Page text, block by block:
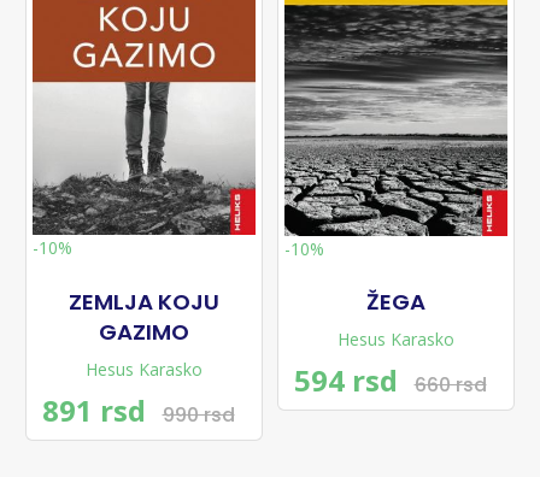
-10%
ZEMLJA KOJU
GAZIMO
Hesus Karasko
891 rsd 990 rsd
-10%
ŽEGA
Hesus Karasko
594 rsd 660 rsd